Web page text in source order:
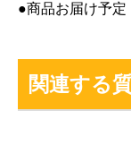
●商品お届け予定
関連する